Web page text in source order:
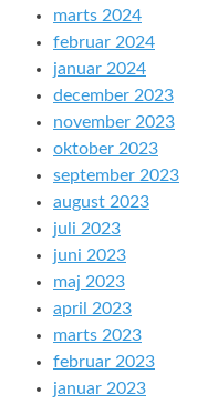
marts 2024
februar 2024
januar 2024
december 2023
november 2023
oktober 2023
september 2023
august 2023
juli 2023
juni 2023
maj 2023
april 2023
marts 2023
februar 2023
januar 2023